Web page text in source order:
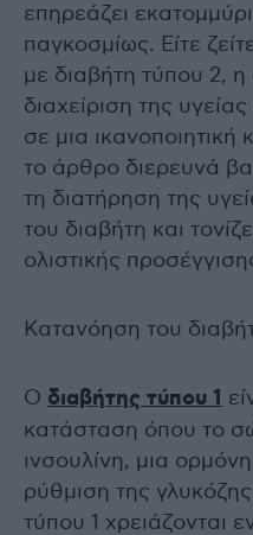
επηρεάζει
παγκοσμίως. Είτε
με διαβήτη τύπου 2, η
διαχείριση της
σε μια
το άρθρο διερευνά
τη διατήρηση της
του διαβήτη και
ολιστικής
Κατανόηση του
Ο διαβήτης τύπου 1
κατάσταση όπου το
ινσουλίνη, μια
ρύθμιση της
τύπου 1 χρειάζονται